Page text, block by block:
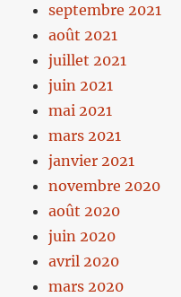
septembre 2021
août 2021
juillet 2021
juin 2021
mai 2021
mars 2021
janvier 2021
novembre 2020
août 2020
juin 2020
avril 2020
mars 2020